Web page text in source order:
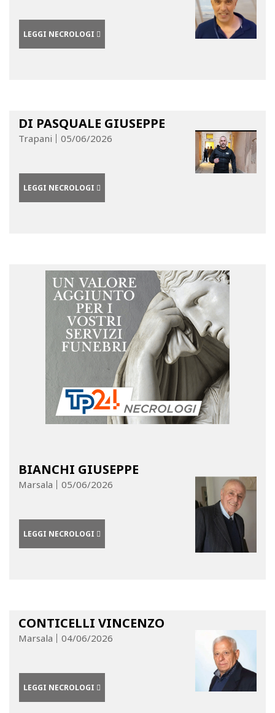
LEGGI NECROLOGI
DI PASQUALE GIUSEPPE
Trapani 05/06/2026
LEGGI NECROLOGI
BIANCHI GIUSEPPE
Marsala 05/06/2026
LEGGI NECROLOGI
CONTICELLI VINCENZO
Marsala 04/06/2026
LEGGI NECROLOGI